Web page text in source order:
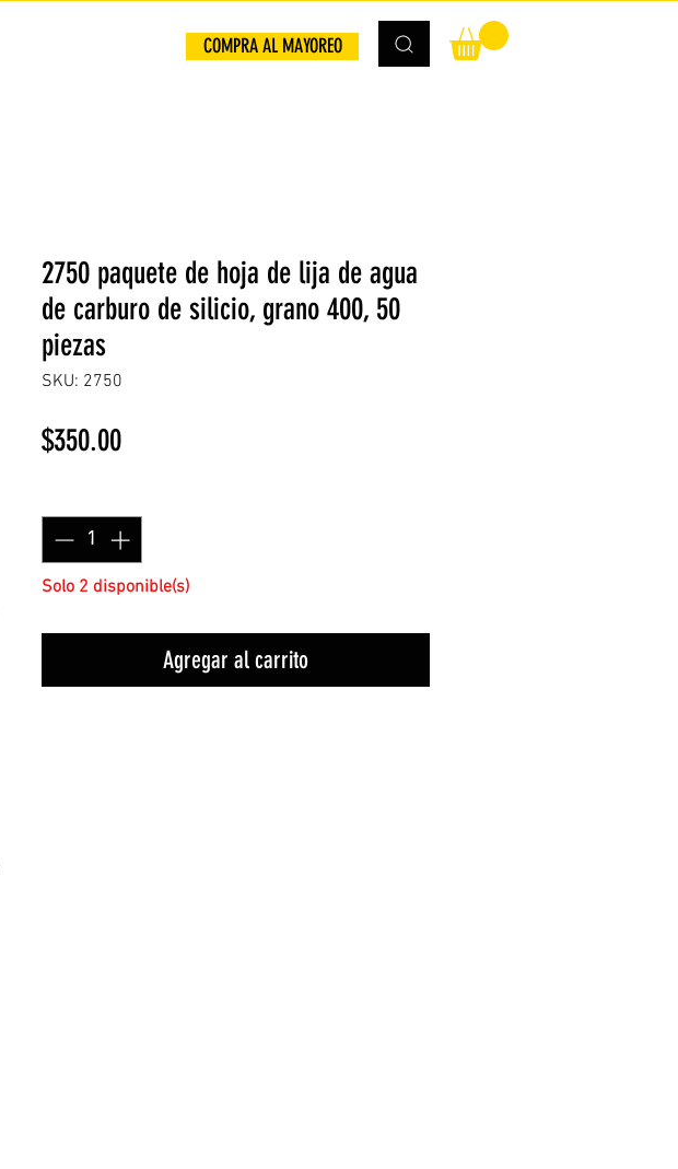
COMPRA AL MAYOREO
2750 paquete de hoja de lija de agua
de carburo de silicio, grano 400, 50
piezas
SKU: 2750
$350.00Precio
Solo 2 disponible(s)
Agregar al carrito